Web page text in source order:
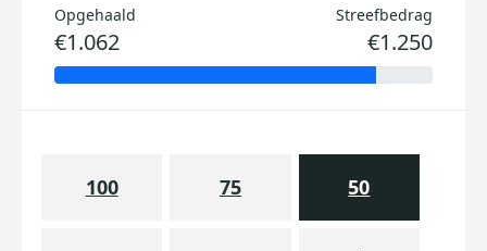
Opgehaald
€1.062
Streefbedrag
€1.250
100 75 50